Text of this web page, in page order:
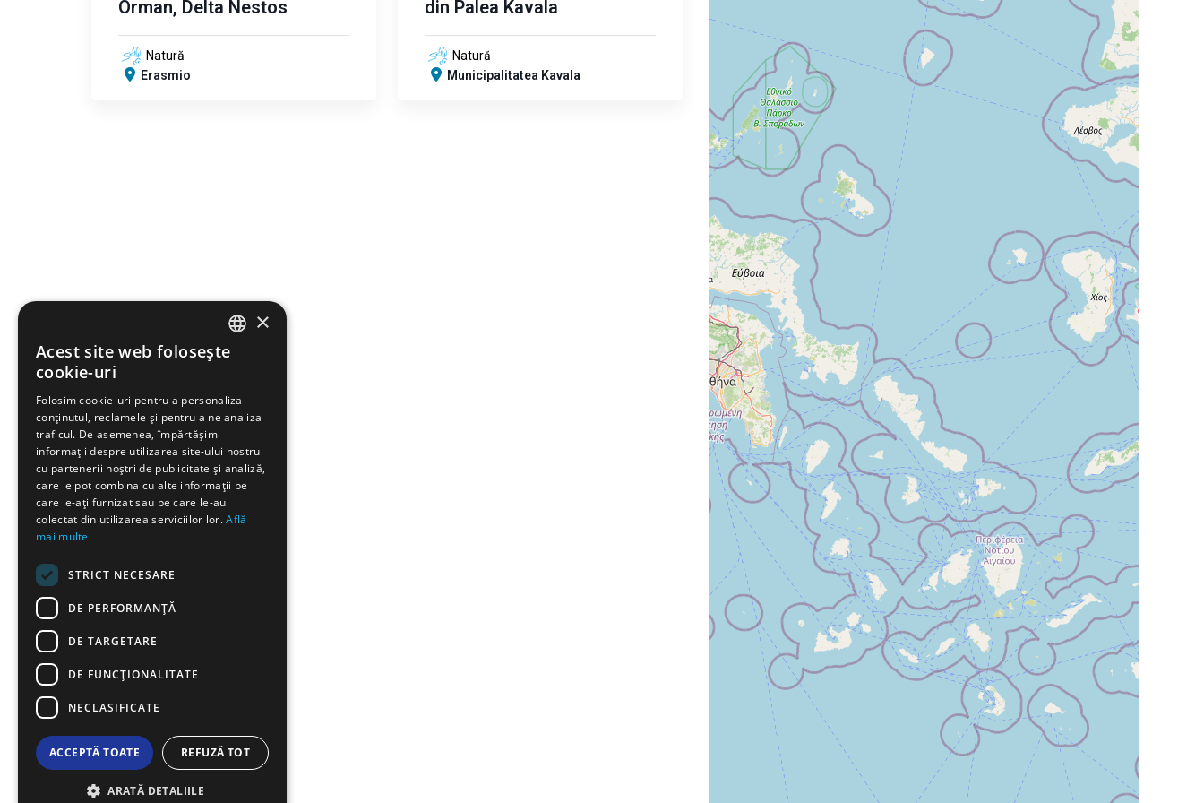
Orman, Delta Nestos
Natură
Erasmio
din Palea Kavala
Natură
Municipalitatea Kavala
ENGLISH
FRENCH
BULGARIAN
GERMAN
ROMANIAN
×
Acest site web folosește
cookie-uri
Folosim cookie-uri pentru a personaliza
conținutul, reclamele și pentru a ne analiza
traficul. De asemenea, împărtășim
informații despre utilizarea site-ului nostru
cu partenerii noștri de publicitate și analiză,
care le pot combina cu alte informații pe
care le-ați furnizat sau pe care le-au
colectat din utilizarea serviciilor lor.Află
mai multe
STRICT NECESARE
DE PERFORMANȚĂ
DE TARGETARE
DE FUNCŢIONALITATE
NECLASIFICATE
ACCEPTĂ TOATE REFUZĂ TOT
ARATĂ DETALIILE